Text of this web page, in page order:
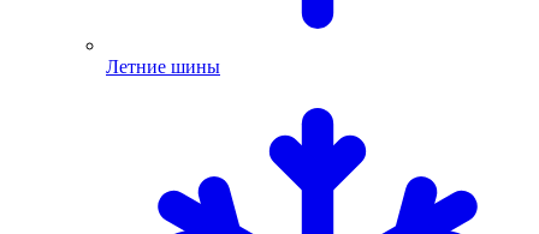
Летние шины